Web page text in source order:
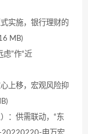
实施，银行理财的
MB)
”作“近
上移，宏观风险抑
：供需联动，“东